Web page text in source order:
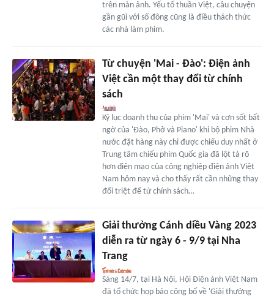
trên màn ảnh. Yếu tố thuần Việt, câu chuyện
gần gũi với số đông cũng là điều thách thức
các nhà làm phim.
Từ chuyện 'Mai - Đào': Điện ảnh
Việt cần một thay đổi từ chính
sách
Kỷ lục doanh thu của phim 'Mai' và cơn sốt bất
ngờ của 'Đào, Phở và Piano' khi bộ phim Nhà
nước đặt hàng này chỉ được chiếu duy nhất ở
Trung tâm chiếu phim Quốc gia đã lột tả rõ
hơn diện mạo của công nghiệp điện ảnh Việt
Nam hôm nay và cho thấy rất cần những thay
đổi triệt để từ chính sách…
Giải thưởng Cánh diều Vàng 2023
diễn ra từ ngày 6 - 9/9 tại Nha
Trang
Sáng 14/7, tại Hà Nội, Hội Điện ảnh Việt Nam
đã tổ chức họp báo công bố về 'Giải thưởng